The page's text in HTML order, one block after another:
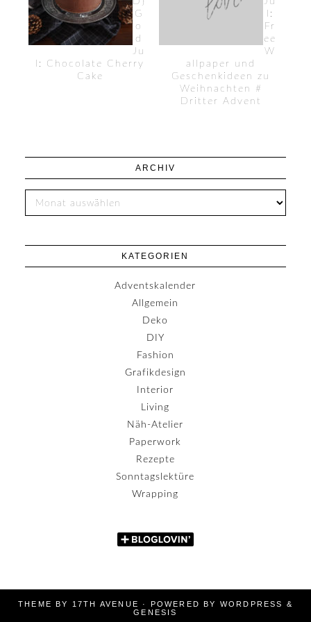
G
o
d
Ju
l: Chocolate Cherry
Cake
l:
Fr
ee
W
allpaper und
Geschenkideen zu
Weihnachten #
Dritter Advent
ARCHIV
KATEGORIEN
Adventskalender
Allgemein
Deko
DIY
Fashion
Grafikdesign
Interior
Living
Näh-Atelier
Paperwork
Rezepte
Sonntagslektüre
Wrapping
THEME BY 17TH AVENUE · POWERED BY WORDPRESS
&
GENESIS